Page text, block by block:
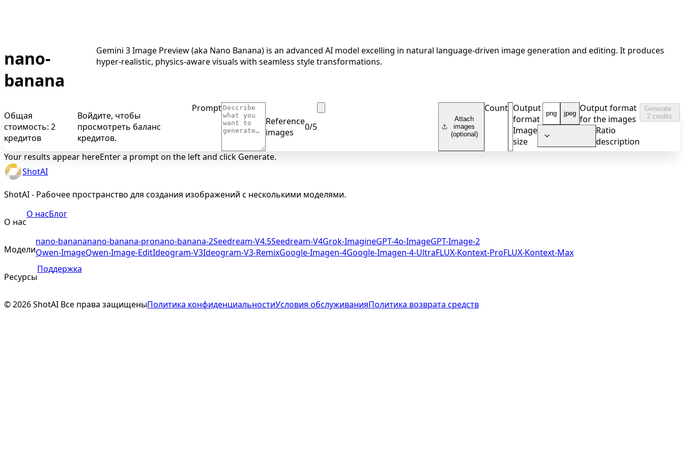
nano-
banana
Gemini 3 Image Preview (aka Nano Banana) is an advanced AI model excelling in natural language-driven image generation and editing. It produces
hyper-realistic, physics-aware visuals with seamless style transformations.
Общая
стоимость: 2
кредитов
Войдите, чтобы
просмотреть баланс
кредитов.
Prompt
Reference
images
0/5
Attach
images
(optional)
Count Output
format
png jpeg Output format
for the images
Image
size
Ratio
description
Generate ·
2 credits
Your results appear hereEnter a prompt on the left and click Generate.
ShotAI
ShotAI - Рабочее пространство для создания изображений с несколькими моделями.
О нас
О насБлог
Модели
nano-banananano-banana-pronano-banana-2Seedream-V4.5Seedream-V4Grok-ImagineGPT-4o-ImageGPT-Image-2
Qwen-ImageQwen-Image-EditIdeogram-V3Ideogram-V3-RemixGoogle-Imagen-4Google-Imagen-4-UltraFLUX-Kontext-ProFLUX-Kontext-Max
Ресурсы
Поддержка
©2026ShotAI Все права защищеныПолитика конфиденциальностиУсловия обслуживанияПолитика возврата средств